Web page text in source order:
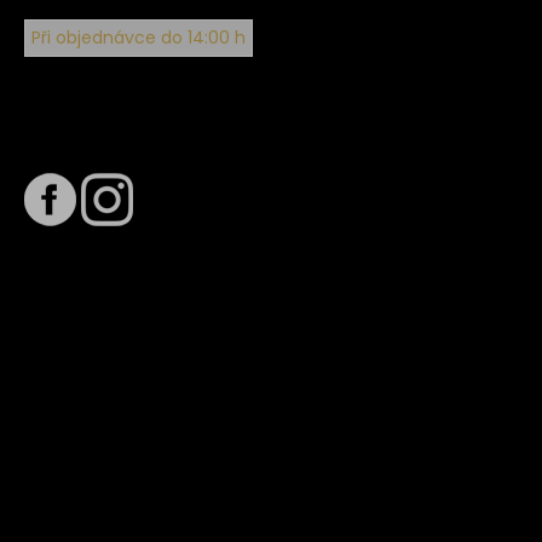
Při objednávce do 14:00 h